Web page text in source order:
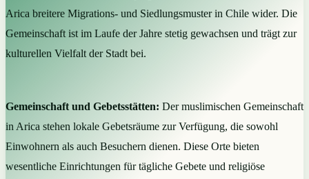
Arica breitere Migrations- und Siedlungsmuster in Chile wider. Die
Gemeinschaft ist im Laufe der Jahre stetig gewachsen und trägt zur
kulturellen Vielfalt der Stadt bei.
Gemeinschaft und Gebetsstätten: Der muslimischen Gemeinschaft
in Arica stehen lokale Gebetsräume zur Verfügung, die sowohl
Einwohnern als auch Besuchern dienen. Diese Orte bieten
wesentliche Einrichtungen für tägliche Gebete und religiöse